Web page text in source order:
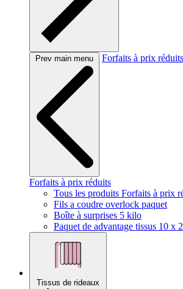
Prev main menu Forfaits à prix réduits
Forfaits à prix réduits
Tous les produits Forfaits à prix
Fils a coudre overlock paquet
Boîte à surprises 5 kilo
Paquet de advantage tissus 10 x
Tissus de rideaux